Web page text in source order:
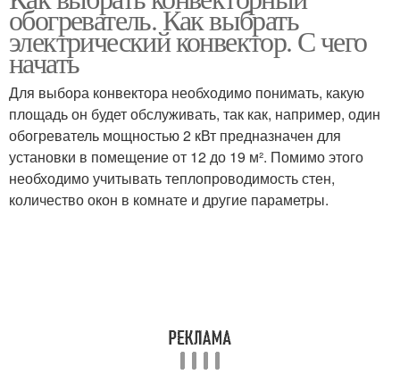
обогреватель. Как выбрать
электрический конвектор. С чего
начать
Для выбора конвектора необходимо понимать, какую
площадь он будет обслуживать, так как, например, один
обогреватель мощностью 2 кВт предназначен для
установки в помещение от 12 до 19 м². Помимо этого
необходимо учитывать теплопроводимость стен,
количество окон в комнате и другие параметры.